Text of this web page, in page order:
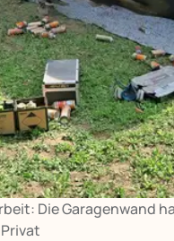
Die Garagenwand